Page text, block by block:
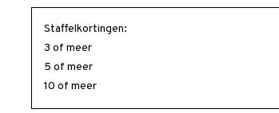
Staffelkortingen:
3 of meer
5 of meer
10 of meer